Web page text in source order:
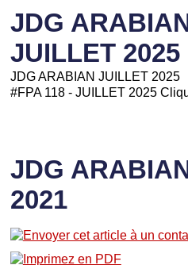
JDG
JUILLET 2025
JDG ARABIAN JUILLET 2025
#FPA 118 - JUILLET 2025
JDG
2021